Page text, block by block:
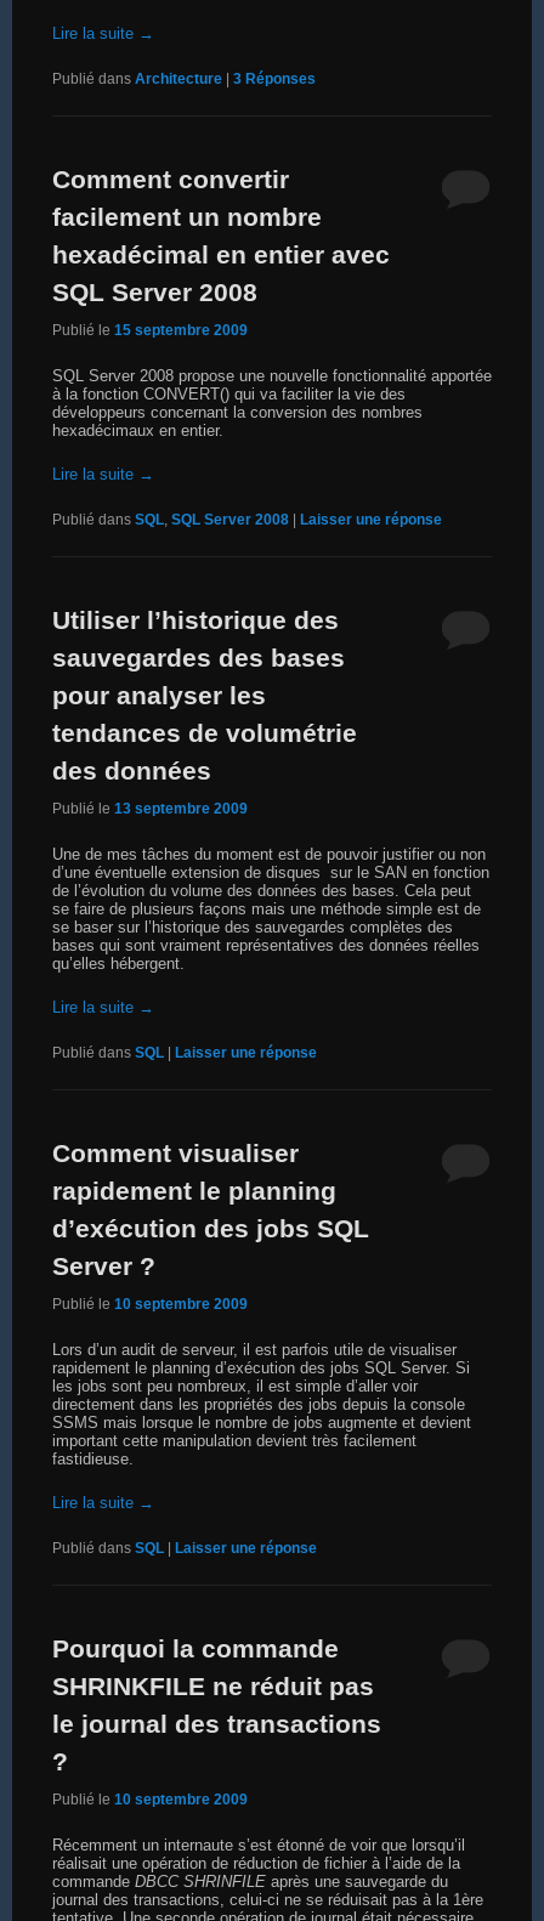
Lire la suite →
Publié dans Architecture 3Réponses
Comment convertir
facilement un nombre
hexadécimal en entier avec
SQL Server 2008
Publié le 15 septembre 2009
SQL Server 2008 propose une nouvelle fonctionnalité apportée
à la fonction CONVERT() qui va faciliter la vie des
développeurs concernant la conversion des nombres
hexadécimaux en entier.
Lire la suite →
Publié dans SQL, SQL Server 2008 Laisser une réponse
Utiliser l’historique des
sauvegardes des bases
pour analyser les
tendances de volumétrie
des données
Publié le 13 septembre 2009
Une de mes tâches du moment est de pouvoir justifier ou non
d’une éventuelle extension de disques sur le SAN en fonction
de l’évolution du volume des données des bases. Cela peut
se faire de plusieurs façons mais une méthode simple est de
se baser sur l’historique des sauvegardes complètes des
bases qui sont vraiment représentatives des données réelles
qu’elles hébergent.
Lire la suite →
Publié dans SQL Laisser une réponse
Comment visualiser
rapidement le planning
d’exécution des jobs SQL
Server ?
Publié le 10 septembre 2009
Lors d’un audit de serveur, il est parfois utile de visualiser
rapidement le planning d’exécution des jobs SQL Server. Si
les jobs sont peu nombreux, il est simple d’aller voir
directement dans les propriétés des jobs depuis la console
SSMS mais lorsque le nombre de jobs augmente et devient
important cette manipulation devient très facilement
fastidieuse.
Lire la suite →
Publié dans SQL Laisser une réponse
Pourquoi la commande
SHRINKFILE ne réduit pas
le journal des transactions
?
Publié le 10 septembre 2009
Récemment un internaute s’est étonné de voir que lorsqu’il
réalisait une opération de réduction de fichier à l’aide de la
commande DBCC SHRINFILEaprès une sauvegarde du
journal des transactions, celui-ci ne se réduisait pas à la 1ère